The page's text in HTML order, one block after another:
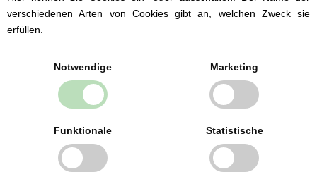
verschiedenen Arten von Cookies gibt an, welchen Zweck sie
erfüllen.
Notwendige Marketing
Funktionale Statistische
37,98 EUR